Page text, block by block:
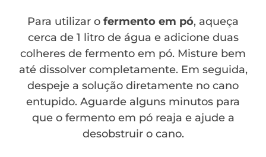
Para utilizar o fermento em pó, aqueça
cerca de 1 litro de água e adicione duas
colheres de fermento em pó. Misture bem
até dissolver completamente. Em seguida,
despeje a solução diretamente no cano
entupido. Aguarde alguns minutos para
que o fermento em pó reaja e ajude a
desobstruir o cano.